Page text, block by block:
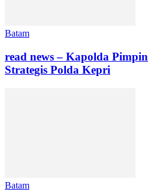
Batam
read news – Kapolda
Strategis Polda Kepri
Batam